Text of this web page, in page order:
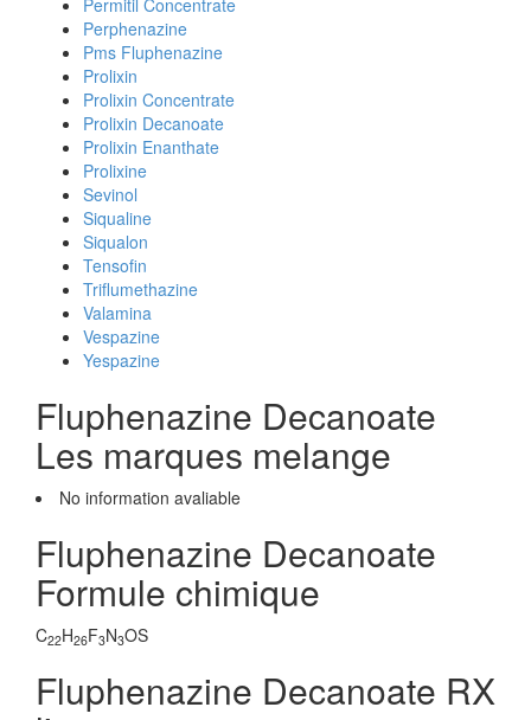
Permitil Concentrate
Perphenazine
Pms Fluphenazine
Prolixin
Prolixin Concentrate
Prolixin Decanoate
Prolixin Enanthate
Prolixine
Sevinol
Siqualine
Siqualon
Tensofin
Triflumethazine
Valamina
Vespazine
Yespazine
Fluphenazine Decanoate
Les marques melange
No information avaliable
Fluphenazine Decanoate
Formule chimique
C22H26F3N3OS
Fluphenazine Decanoate RX